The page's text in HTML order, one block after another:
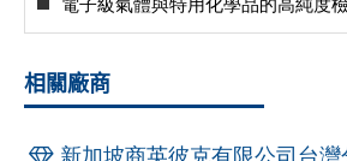
相關廠商